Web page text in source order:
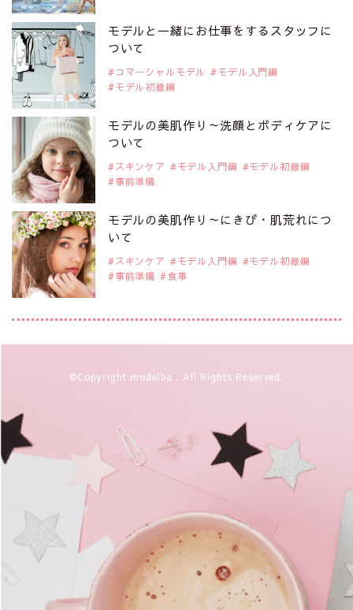
注目モデルを1名追加いたしました。
是非ご覧ください。
注目モデル 中条あやみさん
2019年9月29日
注目モデルを1名追加いたしました。
是非ご覧ください。
注目モデル 水原佑果さん
2019年9月29日
注目モデルを1名追加いたしました。
是非ご覧ください。
注目モデル CHIHARUさん
2019年9月29日
注目モデルを1名追加いたしました。
2019年9月29日
注目モデルを1名追加いたしました。
大注目のモデル10人
モデルと一緒にお仕事をするスタッフに
ついて
コマーシャルモデル
モデル入門編
モデル初級編
モデルの美肌作り～洗顔とボディケアに
ついて
スキンケア モデル入門編
モデル初級編
事前準備
モデルの美肌作り～にきび・肌荒れにつ
いて
スキンケア モデル入門編
モデル初級編
事前準備
食事
©Copyright modelba . All Rights Reserved.